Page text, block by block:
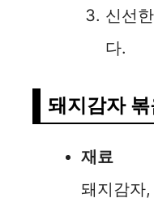
신선
다.
돼지감자
재료
돼지감자